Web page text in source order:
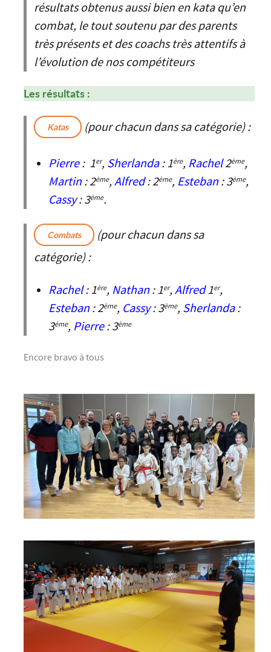
résultats obtenus aussi bien en kata qu’en
combat, le tout soutenu par des parents
très présents et des coachs très attentifs à
l’évolution de nos compétiteurs
Les résultats :
Katas (pour chacun dans sa catégorie) :
Pierre: 1er, Sherlanda: 1ère, Rachel2ème,
Martin: 2ème, Alfred: 2ème, Esteban: 3ème,
Cassy: 3ème.
Combats
(pour chacun dans sa
catégorie) :
Rachel: 1ère, Nathan: 1er, Alfred1er,
Esteban: 2ème, Cassy: 3ème, Sherlanda:
3ème, Pierre: 3ème
Encore bravo à tous